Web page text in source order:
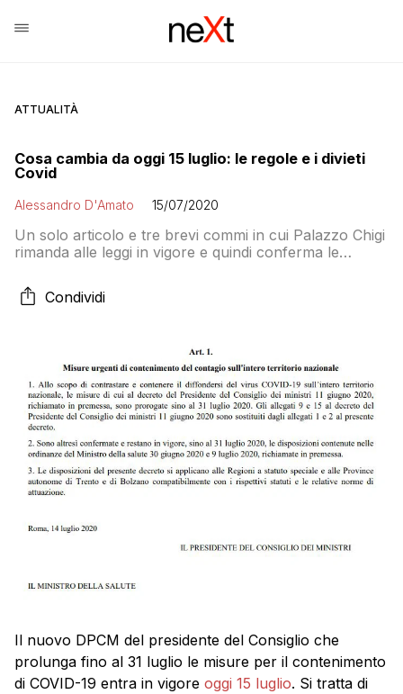
ATTUALITÀ
Cosa cambia da oggi 15 luglio: le regole e i divieti
Covid
Alessandro D'Amato 15/07/2020
Un solo articolo e tre brevi commi in cui Palazzo Chigi
rimanda alle leggi in vigore e quindi conferma le
luoghi chiusi, distanziamento e divieto di
assembramento. Il Dpcm, discusso dal Parlamento,
chi proviene da 13 Stati extra Schengen.
Condividi
Il nuovo DPCM del presidente del Consiglio che
prolunga fino al 31 luglio le misure per il contenimento
di COVID-19 entra in vigore oggi 15 luglio. Si tratta di